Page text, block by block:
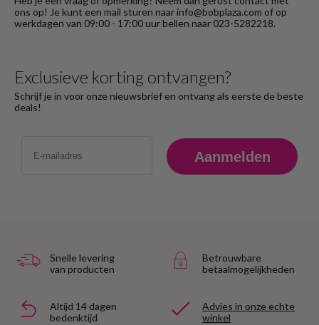
ons op! Je kunt een mail sturen naar info@bobplaza.com of op
werkdagen van 09:00 - 17:00 uur bellen naar 023-5282218.
Exclusieve korting ontvangen?
Schrijf je in voor onze nieuwsbrief en ontvang als eerste de beste
deals!
Aanmelden
Snelle levering
van producten
Betrouwbare
betaalmogelijkheden
Altijd 14 dagen
bedenktijd
Advies in onze echte
winkel